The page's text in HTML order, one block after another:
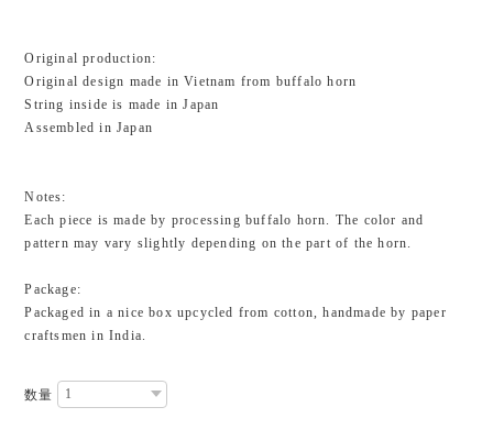
Original production:
Original design made in Vietnam from buffalo horn
String inside is made in Japan
Assembled in Japan
Notes:
Each piece is made by processing buffalo horn. The color and
pattern may vary slightly depending on the part of the horn.
Package:
Packaged in a nice box upcycled from cotton, handmade by paper
craftsmen in India.
数量